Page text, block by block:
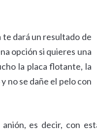
te dará un resultado de
opción si quieres una
la placa flotante, la
no se dañe el pelo con
es decir, con